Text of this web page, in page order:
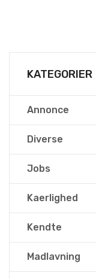
KATEGORIER
Annonce
Diverse
Jobs
Kaerlighed
Kendte
Madlavning